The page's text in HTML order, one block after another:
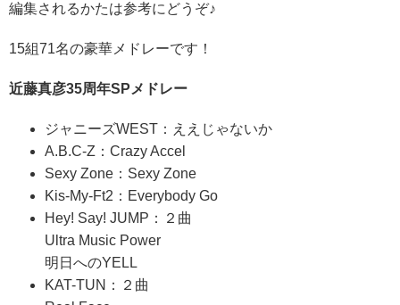
編集されるかたは参考にどうぞ♪
15組71名の豪華メドレーです！
近藤真彦35周年SPメドレー
ジャニーズWEST：ええじゃないか
A.B.C-Z：Crazy Accel
Sexy Zone：Sexy Zone
Kis-My-Ft2：Everybody Go
Hey! Say! JUMP：２曲
Ultra Music Power
明日へのYELL
KAT-TUN：２曲